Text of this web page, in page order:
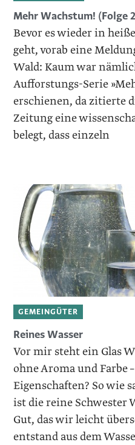
Mehr Wachstum! (Folge
Bevor es wieder in
geht, vorab eine
Wald: Kaum war
Aufforstungs-Serie
erschienen, da zitierte
Zeitung eine
belegt, dass einzeln
GEMEINGÜTER
Reines Wasser
Vor mir steht ein Glas
ohne Aroma und Farbe
Eigenschaften? So wie
ist die reine Schwester
Gut, das wir leicht
entstand aus dem